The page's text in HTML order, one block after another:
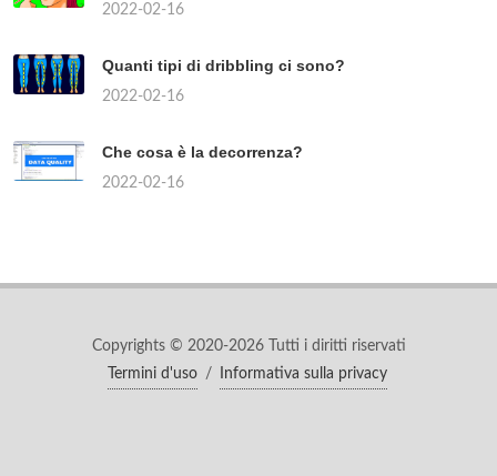
2022-02-16
Quanti tipi di dribbling ci sono?
2022-02-16
Che cosa è la decorrenza?
2022-02-16
Copyrights © 2020-2026 Tutti i diritti riservati
Termini d'uso
/ Informativa sulla privacy